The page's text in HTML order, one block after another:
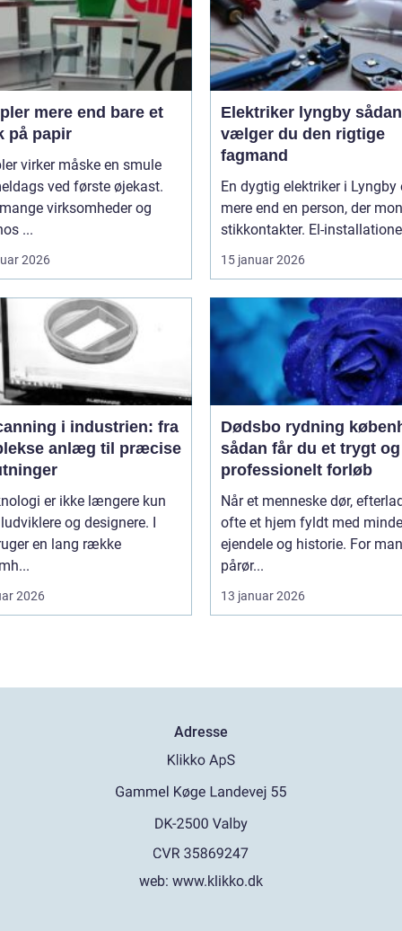
bare et
på papir
virker måske en smule
ved første øjekast.
virksomheder og
...
2026
Elektriker lyngby sådan
vælger du den rigtige
fagmand
En dygtig elektriker i Lyngby
mere end en person, der
stikkontakter. El-
15 januar 2026
i industrien: fra
anlæg til præcise
er ikke længere kun
og designere. I
en lang række
2026
Dødsbo rydning
sådan får du et trygt og
professionelt forløb
Når et menneske dør,
ofte et hjem fyldt med
ejendele og historie. For
pårør...
13 januar 2026
Adresse
web: www.klikko.dk